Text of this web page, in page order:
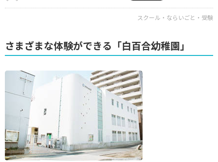
スクール・ならいごと・受験
さまざまな体験ができる「白百合幼稚園」